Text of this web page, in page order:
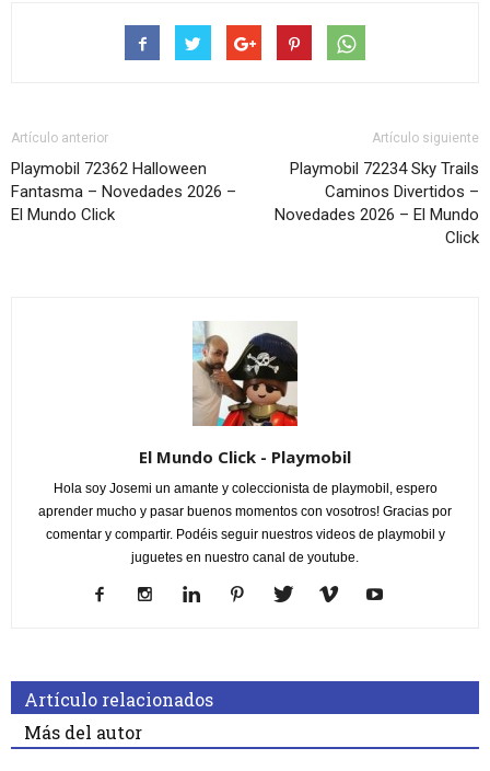
Artículo anterior
Playmobil 72362 Halloween
Fantasma – Novedades 2026 –
El Mundo Click
Artículo siguiente
Playmobil 72234 Sky Trails
Caminos Divertidos –
Novedades 2026 – El Mundo
Click
El Mundo Click - Playmobil
Hola soy Josemi un amante y coleccionista de playmobil, espero
aprender mucho y pasar buenos momentos con vosotros! Gracias por
comentar y compartir. Podéis seguir nuestros videos de playmobil y
juguetes en nuestro canal de youtube.
Artículo relacionados
Más del autor